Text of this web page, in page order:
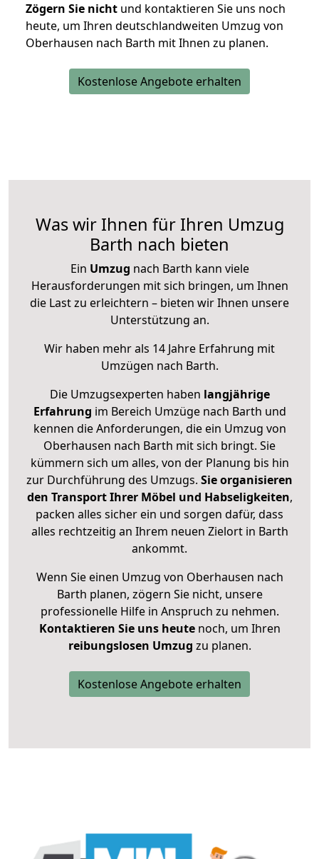
Zögern Sie nicht und kontaktieren Sie uns noch
heute, um Ihren deutschlandweiten Umzug von
Oberhausen nach Barth mit Ihnen zu planen.
Kostenlose Angebote erhalten
Was wir Ihnen für Ihren Umzug
Barth nach bieten
Ein Umzug nach Barth kann viele
Herausforderungen mit sich bringen, um Ihnen
die Last zu erleichtern – bieten wir Ihnen unsere
Unterstützung an.
Wir haben mehr als 14 Jahre Erfahrung mit
Umzügen nach Barth.
Die Umzugsexperten haben langjährige
Erfahrung im Bereich Umzüge nach Barth und
kennen die Anforderungen, die ein Umzug von
Oberhausen nach Barth mit sich bringt. Sie
kümmern sich um alles, von der Planung bis hin
zur Durchführung des Umzugs. Sie organisieren
den Transport Ihrer Möbel und Habseligkeiten,
packen alles sicher ein und sorgen dafür, dass
alles rechtzeitig an Ihrem neuen Zielort in Barth
ankommt.
Wenn Sie einen Umzug von Oberhausen nach
Barth planen, zögern Sie nicht, unsere
professionelle Hilfe in Anspruch zu nehmen.
Kontaktieren Sie uns heutenoch, um Ihren
reibungslosen Umzug zu planen.
Kostenlose Angebote erhalten